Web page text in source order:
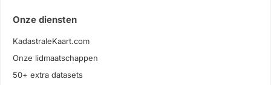
Onze diensten
KadastraleKaart.com
Onze lidmaatschappen
50+ extra datasets